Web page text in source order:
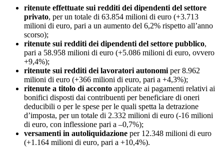
ritenute effettuate sui redditi dei dipendenti del settore
privato, per un totale di 63.854 milioni di euro (+3.713
milioni di euro, pari a un aumento del 6,2% rispetto all’anno
scorso);
ritenute sui redditi dei dipendenti del settore pubblico,
pari a 58.958 milioni di euro (+5.086 milioni di euro, ovvero
+9,4%);
ritenute sui redditi dei lavoratori autonomi per 8.962
milioni di euro (+366 milioni di euro, pari a +4,3%);
ritenute a titolo di acconto applicate ai pagamenti relativi ai
bonifici disposti dai contribuenti per beneficiare di oneri
deducibili o per le spese per le quali spetta la detrazione
d’imposta, per un totale di 2.332 milioni di euro (-16 milioni
di euro, con inflessione pari a –0,7%);
versamenti in autoliquidazione per 12.348 milioni di euro
(+1.164 milioni di euro, pari a +10,4%).